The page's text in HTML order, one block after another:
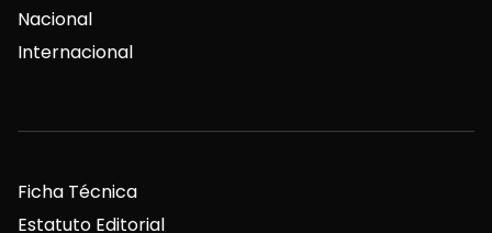
Nacional
Internacional
Ficha Técnica
Estatuto Editorial